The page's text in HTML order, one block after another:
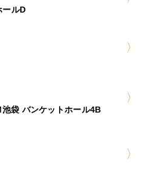
ールD
袋 バンケットホール4B